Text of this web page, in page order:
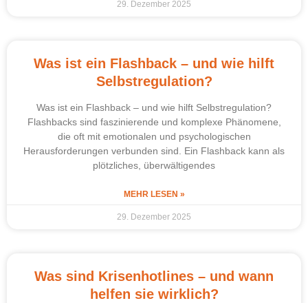
29. Dezember 2025
Was ist ein Flashback – und wie hilft
Selbstregulation?
Was ist ein Flashback – und wie hilft Selbstregulation?
Flashbacks sind faszinierende und komplexe Phänomene,
die oft mit emotionalen und psychologischen
Herausforderungen verbunden sind. Ein Flashback kann als
plötzliches, überwältigendes
MEHR LESEN »
29. Dezember 2025
Was sind Krisenhotlines – und wann
helfen sie wirklich?